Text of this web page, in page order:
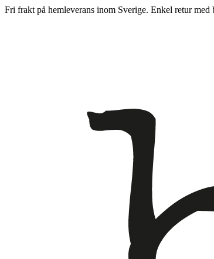
Fri frakt på hemleverans inom Sverige. Enkel retur med